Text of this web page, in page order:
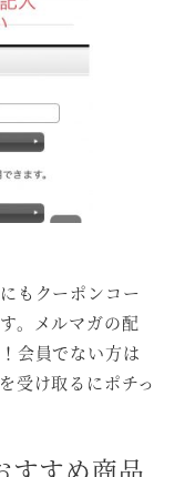
もクーポンコー
。メルマガの配
会員でない方は
受け取るにポチっ
すすめ商品